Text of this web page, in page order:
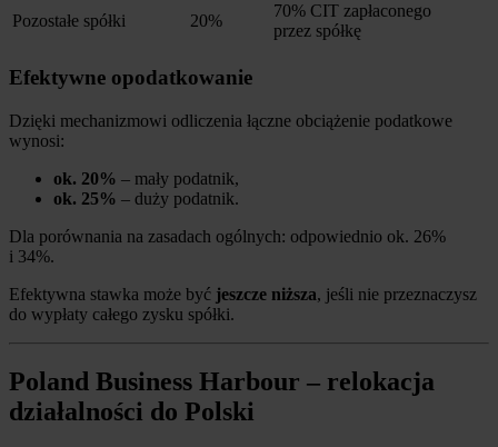
Pozostałe spółki
20%
70% CIT zapłaconego
przez spółkę
Efektywne opodatkowanie
Dzięki mechanizmowi odliczenia łączne obciążenie podatkowe
wynosi:
ok. 20% – mały podatnik,
ok. 25% – duży podatnik.
Dla porównania na zasadach ogólnych: odpowiednio ok. 26%
i 34%.
Efektywna stawka może być jeszcze niższa, jeśli nie przeznaczysz
do wypłaty całego zysku spółki.
Poland Business Harbour – relokacja
działalności do Polski